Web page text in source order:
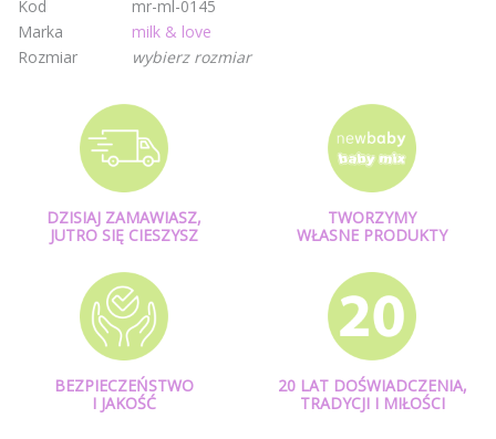
Kod
mr-ml-0145
Marka
milk & love
Rozmiar
wybierz rozmiar
DZISIAJ ZAMAWIASZ,
JUTRO SIĘ CIESZYSZ
TWORZYMY
WŁASNE PRODUKTY
BEZPIECZEŃSTWO
I JAKOŚĆ
20 LAT DOŚWIADCZENIA,
TRADYCJI I MIŁOŚCI